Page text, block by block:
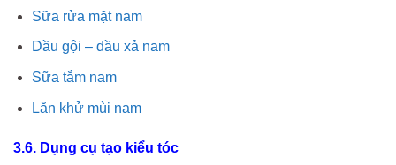
Sữa rửa mặt nam
Dầu gội – dầu xả nam
Sữa tắm nam
Lăn khử mùi nam
3.6. Dụng cụ tạo kiểu tóc